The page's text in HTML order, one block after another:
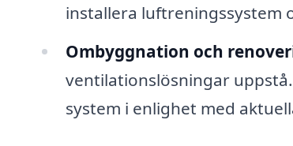
installera luftreningssystem
Ombyggnation och
ventilationslösningar
system i enlighet med